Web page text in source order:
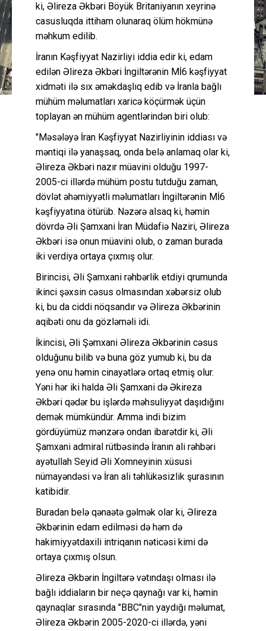
ki, Əlireza Əkbəri Böyük Britaniyanın xeyrinə
casusluqda ittiham olunaraq ölüm hökmünə
məhkum edilib.
İranın Kəşfiyyat Nazirliyi iddia edir ki, edam
edilən Əlireza Əkbəri İngiltərənin Mİ6 kəşfiyyat
xidməti ilə sıx əməkdaşlıq edib və İranla bağlı
mühüm məlumatları xaricə köçürmək üçün
toplayan ən mühüm agentlərindən biri olub:
"Məsələyə İran Kəşfiyyat Nazirliyinin iddiası və
məntiqi ilə yanaşsaq, onda belə anlamaq olar ki,
Əlireza Əkbəri nazır müavini olduğu 1997-
2005-ci illərdə mühüm postu tutduğu zaman,
dövlət əhəmiyyətli məlumatları İngiltərənin Mİ6
kəşfiyyatına ötürüb. Nəzərə alsaq ki, həmin
dövrdə Əli Şamxani İran Müdafiə Naziri, Əlireza
Əkbəri isə onun müavini olub, o zaman burada
iki verdiya ortaya çıxmış olur.
Birincisi, Əli Şamxani rəhbərlik etdiyi qrumunda
ikinci şəxsin cəsus olmasından xəbərsiz olub
ki, bu da ciddi nöqsandır və Əlireza Əkbərinin
aqibəti onu da gözləməli idi.
İkincisi, Əli Şəmxani Əlireza Əkbərinin cəsus
olduğunu bilib və buna göz yumub ki, bu da
yenə onu həmin cinayətlərə ortaq etmiş olur.
Yəni hər iki halda Əli Şamxani də Əkireza
Əkbəri qədər bu işlərdə məhsuliyyət daşıdığını
demək mümkündür. Amma indi bizim
gördüyümüz mənzərə ondan ibarətdir ki, Əli
Şamxani admiral rütbəsində İranın ali rəhbəri
ayətullah Seyid Əli Xomneyinin xüsusi
nümayəndəsi və İran ali təhlükəsizlik şurasının
katibidir.
Buradan belə qənaətə gəlmək olar ki, Əlireza
Əkbərinin edam edilməsi də həm də
hakimiyyətdaxili intriqanın nəticəsi kimi də
ortaya çıxmış olsun.
Əlireza Əkbərin İngiltərə vətındaşı olması ilə
bağlı iddiaların bir neçə qaynağı var ki, həmin
qaynaqlar sırasında "BBC"nin yaydığı məlumat,
Əlireza Əkbərin 2005-2020-ci illərdə, yəni